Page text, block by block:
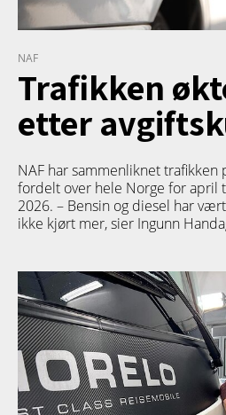
NAF
Trafikken
etter
NAF har sammenliknet
fordelt over hele Norge for april
2026. – Bensin og diesel har
ikke kjørt mer, sier Ingunn
TETT PÅ